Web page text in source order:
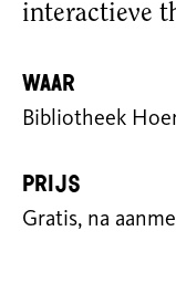
interactieve
Waar
Bibliotheek
Prijs
Gratis, na